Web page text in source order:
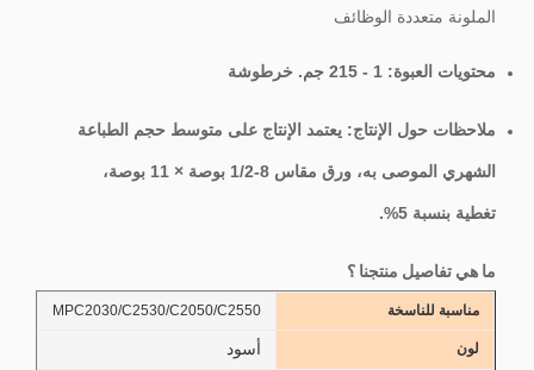
الملونة متعددة الوظائف
محتويات العبوة: 1 - 215 جم. خرطوشة
ملاحظات حول الإنتاج: يعتمد الإنتاج على متوسط ​​حجم الطباعة
الشهري الموصى به، ورق مقاس 8-1/2 بوصة × 11 بوصة،
تغطية بنسبة 5%.
ما هي تفاصيل منتجنا ؟
مناسبة للناسخة MPC2030/C2530/C2050/C2550
لون أسود